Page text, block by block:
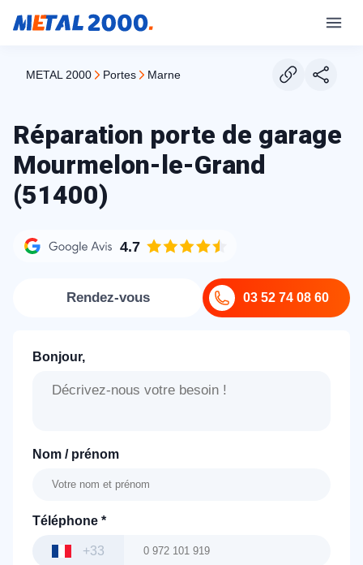
METAL 2000 portes marne
Réparation porte de garage
Mourmelon-le-Grand
(51400)
4.7
03 52 74 08 60
Rendez-vous
Bonjour,
Nom / prénom
Téléphone *
+33